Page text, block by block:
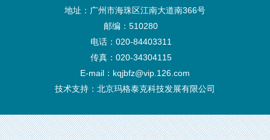
地址：广州市海珠区江南大道南366号
邮编：510280
电话：020-84403311
传真：020-34304115
E-mail：kqjbfz@vip.126.com
技术支持： 北京玛格泰克科技发展有限公司